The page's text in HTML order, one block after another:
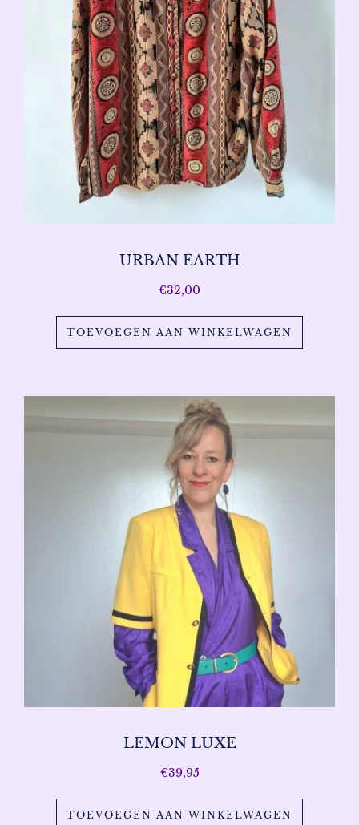
URBAN EARTH
€32,00
TOEVOEGEN AAN WINKELWAGEN
LEMON LUXE
€39,95
TOEVOEGEN AAN WINKELWAGEN